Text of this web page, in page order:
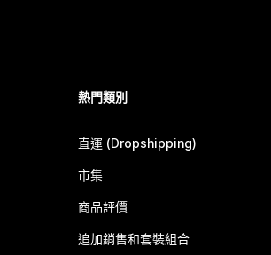
熱門類別
直運 (Dropshipping)
市集
商品評價
追加銷售和套裝組合